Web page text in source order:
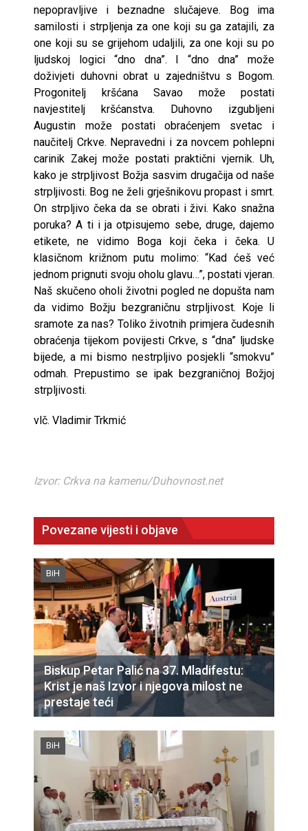
nepopravljive i beznadne slučajeve. Bog ima
samilosti i strpljenja za one koji su ga zatajili, za
one koji su se grijehom udaljili, za one koji su po
ljudskoj logici “dno dna”. I “dno dna” može
doživjeti duhovni obrat u zajedništvu s Bogom.
Progonitelj kršćana Savao može postati
navjestitelj kršćanstva. Duhovno izgubljeni
Augustin može postati obraćenjem svetac i
naučitelj Crkve. Nepravedni i za novcem pohlepni
carinik Zakej može postati praktični vjernik. Uh,
kako je strpljivost Božja sasvim drugačija od naše
strpljivosti. Bog ne želi grješnikovu propast i smrt.
On strpljivo čeka da se obrati i živi. Kako snažna
poruka? A ti i ja otpisujemo sebe, druge, dajemo
etikete, ne vidimo Boga koji čeka i čeka. U
klasičnom križnom putu molimo: “Kad ćeš već
jednom prignuti svoju oholu glavu…”, postati vjeran.
Naš skučeno oholi životni pogled ne dopušta nam
da vidimo Božju bezgraničnu strpljivost. Koje li
sramote za nas? Toliko životnih primjera čudesnih
obraćenja tijekom povijesti Crkve, s “dna” ljudske
bijede, a mi bismo nestrpljivo posjekli “smokvu”
odmah. Prepustimo se ipak bezgraničnoj Božjoj
strpljivosti.
vlč. Vladimir Trkmić
Izvor: Crkva na kamenu/Duhovnost.net
Povezane vijesti i objave
BiH
Biskup Petar Palić na 37. Mladifestu:
Krist je naš Izvor i njegova milost ne
prestaje teći
BiH